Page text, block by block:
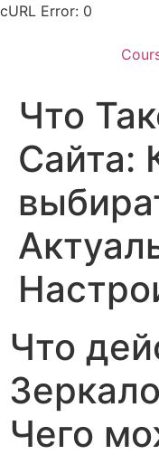
cURL Error: 0
content
Что
Сайта:
Что
Чего